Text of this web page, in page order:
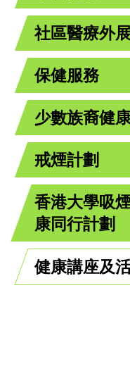
社區醫療外
保健服務
少數族裔健
戒煙計劃
香港大學吸
康同行計劃
健康講座及